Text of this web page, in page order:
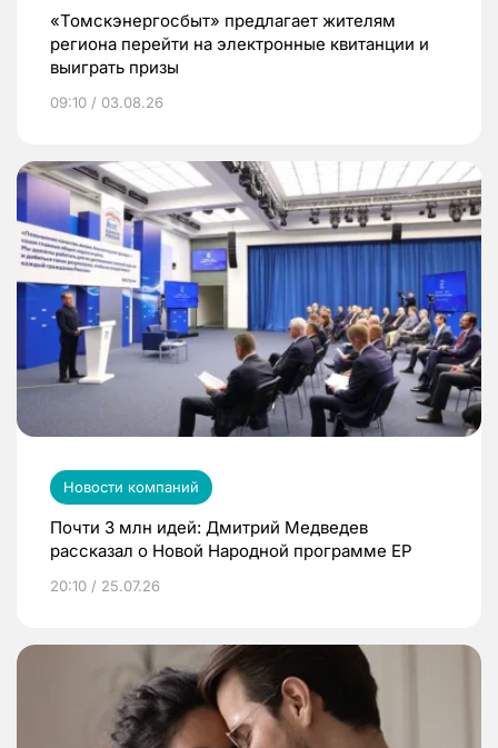
«Томскэнергосбыт» предлагает жителям
региона перейти на электронные квитанции и
выиграть призы
09:10 / 03.08.26
Новости компаний
Почти 3 млн идей: Дмитрий Медведев
рассказал о Новой Народной программе ЕР
20:10 / 25.07.26